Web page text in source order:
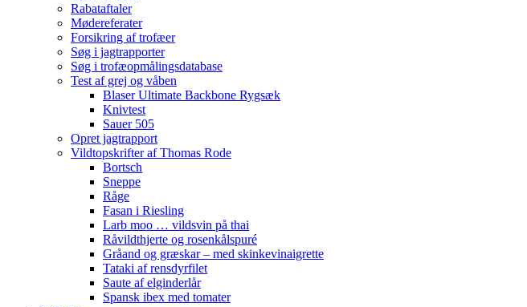
Rabataftaler
Mødereferater
Forsikring af trofæer
Søg i jagtrapporter
Søg i trofæopmålingsdatabase
Test af grej og våben
Blaser Ultimate Backbone Rygsæk
Knivtest
Sauer 505
Opret jagtrapport
Vildtopskrifter af Thomas Rode
Bortsch
Sneppe
Råge
Fasan i Riesling
Larb moo … vildsvin på thai
Råvildthjerte og rosenkålspuré
Gråand og græskar – med skinkevinaigrette
Tataki af rensdyrfilet
Saute af elginderlår
Spansk ibex med tomater